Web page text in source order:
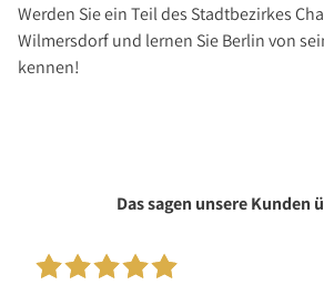
Werden Sie ein Teil des Stadtbezirkes
Wilmersdorf und lernen Sie Berlin von
kennen!
Das sagen unsere Kunden